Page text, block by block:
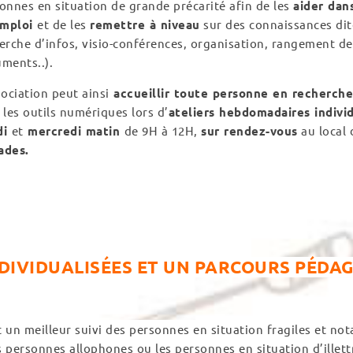
en situation de grande précarité afin de les aider
et de les remettre à niveau sur des connaissances
d’infos, visio-conférences, organisation, rangement
peut ainsi accueillir toute personne en recherche
les outils numériques lors d’ateliers hebdomadaires
et mercredi matin de 9H à 12H, sur rendez-vous au local
ET UN PARCOURS
meilleur suivi des personnes en situation fragiles et
allophones ou les personnes en situation